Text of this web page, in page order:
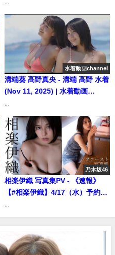
レChannel【集英社 週刊プレイ
ボーイ公式】さんより
水着動画channel
溝端葵 髙野真央 - 溝端 高野 水着
(Nov 11, 2025) | 水着動画
乃木坂46
相楽伊織 写真集PV - 《速報》
【#相楽伊織】4/17（水）予約ス
待望のファースト写真集発売決
定！――Iori Sagara（2024年04
月16日） | 週プレChannel【集
英社 週刊プレイボーイ公式】さ